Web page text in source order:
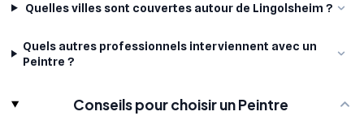
Quelles villes sont couvertes autour de Lingolsheim ?
Quels autres professionnels interviennent avec un
Peintre ?
Conseils pour choisir un Peintre